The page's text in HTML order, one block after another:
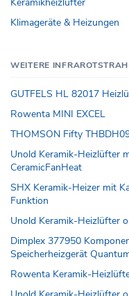
Klimageräte & Heizungen
WEITERE
GUTFELS HL 82017
Rowenta MINI EXCEL
THOMSON Fifty
Unold Keramik-Heizlüfter
CeramicFanHeat
SHX Keramik-Heizer mit
Funktion
Unold Keramik-Heizlüfter
Dimplex 377950
Speicherheizgerät
Rowenta Keramik-